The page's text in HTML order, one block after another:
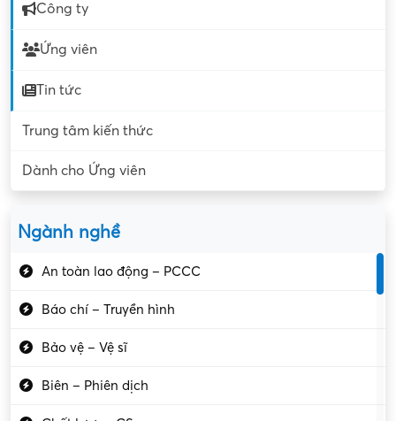
Công ty
Ứng viên
Tin tức
Trung tâm kiến thức
Dành cho Ứng viên
Ngành nghề
An toàn lao động – PCCC
Báo chí – Truyền hình
Bảo vệ – Vệ sĩ
Biên – Phiên dịch